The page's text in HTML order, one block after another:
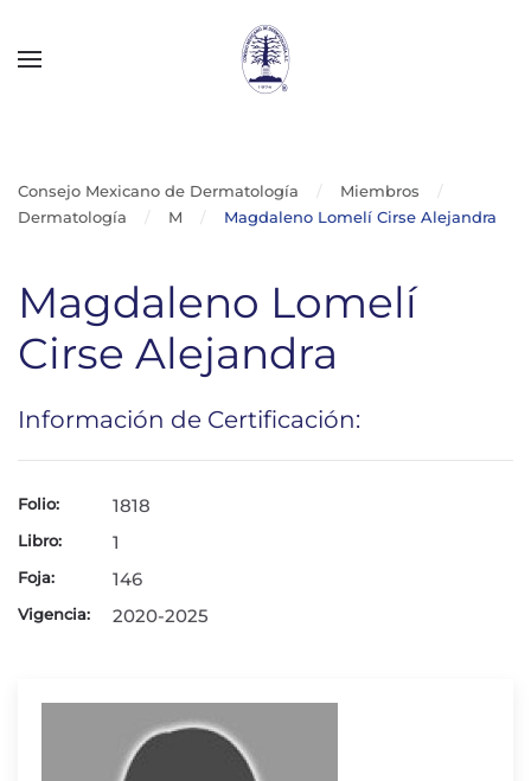
Consejo Mexicano de Dermatología
Miembros
Dermatología
M Magdaleno Lomelí Cirse Alejandra
Magdaleno Lomelí
Cirse Alejandra
Información de Certificación:
Folio: 1818
Libro: 1
Foja: 146
Vigencia: 2020-2025